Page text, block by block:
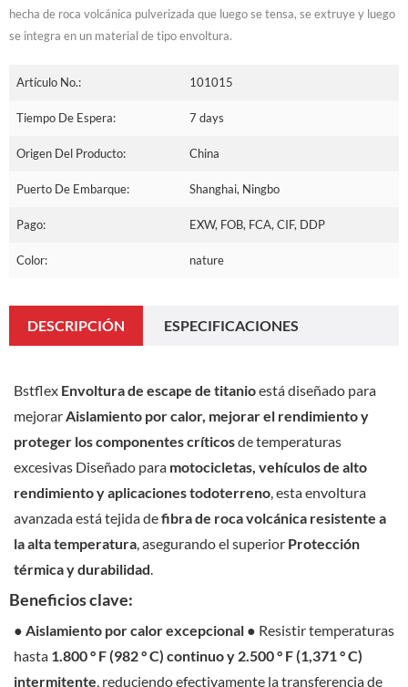
hecha de roca volcánica pulverizada que luego se tensa, se extruye y luego
se integra en un material de tipo envoltura.
Artículo No.: 101015
Tiempo De Espera: 7 days
Origen Del Producto: China
Puerto De Embarque: Shanghai, Ningbo
Pago: EXW, FOB, FCA, CIF, DDP
Color: nature
DESCRIPCIÓN ESPECIFICACIONES
Bstflex Envoltura de escape de titanioestá diseñado para
mejorar Aislamiento por calor, mejorar el rendimiento y
proteger los componentes críticosde temperaturas
excesivas Diseñado para motocicletas, vehículos de alto
rendimiento y aplicaciones todoterreno , esta envoltura
avanzada está tejida defibra de roca volcánica resistente a
la alta temperatura , asegurando el superior Protección
térmica y durabilidad
Beneficios clave:
● Aislamiento por calor excepcional ● Resistir temperaturas
hasta 1.800 ° F (982 ° C) continuo y 2.500 ° F (1,371 ° C)
intermitente , reduciendo efectivamente la transferencia de